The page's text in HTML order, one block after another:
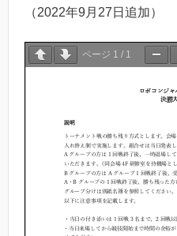
（2022年9月27日追加）
ページ 1 / 1